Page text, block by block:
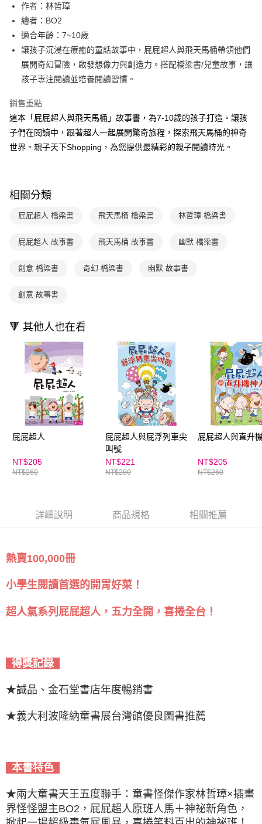
【注意事項】
1.本服務係由「台灣大哥大股份有限公司」（以下簡稱本公司）所提供，讓
用戶於交易時，得透過本服務購買商品或服務，並由商店將買賣／分期付款
買賣價金債權讓與本公司後，依約使用本公司帳單繳交帳款。
2.基於同意付款使用「大哥付你分期」之契約關係目的，商店將以您的個人
由本公司與您本人進行分期帳單所需資料之確認、核對及更正。
3.完整用戶服務條款，請詳閱以下連結：
ATM／網路銀行／等多元方式進行付款，方視為交易完成。
※ 請注意：結帳手續完成當下不需立刻繳費，但若您需要取消訂單，請聯絡
購買商品的店家。未經商家同意取消之訂單仍視為有效，需透過AFTEE先享
後付繳納相關費用。
※ 交易是否成功請以「AFTEE先享後付 」之結帳頁面顯示為準，若有關於
是否繳費成功／繳費後需取消欲退款等相關疑問，請聯繫「AFTEE先享後付
１．透過由恩沛科技股份有限公司提供之「AFTEE先享後付」服務完成之交
易，需依本服務之必要範圍內提供個人資料，並將交易相關給付款項請求債
２．關於個人資料處理事宜，請瀏覽以下網址：
https://aftee.tw/terms/#terms3
４．使用「AFTEE先享後付」時，將依據個別帳號之用戶狀況，依本公司即
時審查核予不同之上限額度；若仍有額度不足之情形，本公司將視審查結果
請求用戶進行身份認證。
５．嚴禁一人註冊多個帳號或使用他人資訊註冊。若發現惡意使用之情形，
國內宅配/郵寄 (不適用離島、海外及郵局i郵箱)
每筆NT$70，滿NT$800(含以上)免運費
離島宅配（澎湖、金門、馬祖、小琉球；不適用於郵局i郵箱）
每筆NT$200
作者：林哲璋
繪者：BO2
適合年齡：7~10歲
讓孩子沉浸在療癒的童話故事中，屁屁超人與飛天馬桶帶領他們
展開奇幻冒險，啟發想像力與創造力。搭配橋梁書/兒童故事，讓
孩子專注閱讀並培養閱讀習慣。
銷售重點
這本「屁屁超人與飛天馬桶」故事書，為7-10歲的孩子打造。讓孩
子們在閱讀中，跟著超人一起展開驚奇旅程，探索飛天馬桶的神奇
世界。親子天下Shopping，為您提供最精彩的親子閱讀時光。
相關分類
屁屁超人 橋梁書 飛天馬桶 橋梁書 林哲璋 橋梁書
屁屁超人 故事書 飛天馬桶 故事書 幽默 橋梁書
創意 橋梁書 奇幻 橋梁書 幽默 故事書
創意 故事書
🔻 其他人也在看
屁屁超人
NT$205
NT$260
屁屁超人與屁浮列車尖
叫號
NT$221
NT$280
屁屁超人與直升
NT$205
NT$260
詳細說明 商品規格 相關推薦
熱賣100,000冊
小學生閱讀首選的開胃好菜！
超人氣系列屁屁超人，五力全開，喜捲全台！
得獎記錄
★誠品、金石堂書店年度暢銷書
★義大利波隆納童書展台灣館優良圖書推薦
本書特色
★兩大童書天王五度聯手：童書怪傑作家林哲璋×插畫
界怪怪盟主BO2，屁屁超人原班人馬＋神祕新角色，